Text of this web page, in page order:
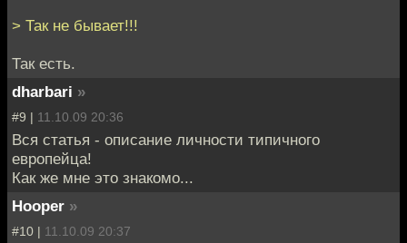
> Так не бывает!!!
Так есть.
dharbari »
#9 | 11.10.09 20:36
Вся статья - описание личности типичного
европейца!
Как же мне это знакомо...
Hooper »
#10 | 11.10.09 20:37